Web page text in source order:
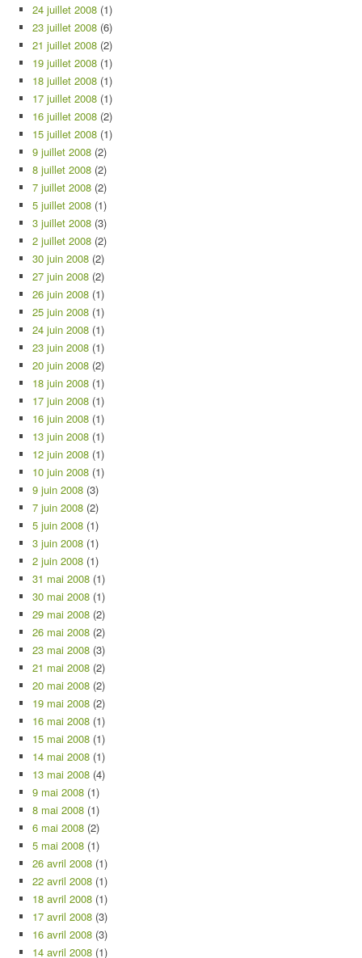
24 juillet 2008 (1)
23 juillet 2008 (6)
21 juillet 2008 (2)
19 juillet 2008 (1)
18 juillet 2008 (1)
17 juillet 2008 (1)
16 juillet 2008 (2)
15 juillet 2008 (1)
9 juillet 2008 (2)
8 juillet 2008 (2)
7 juillet 2008 (2)
5 juillet 2008 (1)
3 juillet 2008 (3)
2 juillet 2008 (2)
30 juin 2008 (2)
27 juin 2008 (2)
26 juin 2008 (1)
25 juin 2008 (1)
24 juin 2008 (1)
23 juin 2008 (1)
20 juin 2008 (2)
18 juin 2008 (1)
17 juin 2008 (1)
16 juin 2008 (1)
13 juin 2008 (1)
12 juin 2008 (1)
10 juin 2008 (1)
9 juin 2008 (3)
7 juin 2008 (2)
5 juin 2008 (1)
3 juin 2008 (1)
2 juin 2008 (1)
31 mai 2008 (1)
30 mai 2008 (1)
29 mai 2008 (2)
26 mai 2008 (2)
23 mai 2008 (3)
21 mai 2008 (2)
20 mai 2008 (2)
19 mai 2008 (2)
16 mai 2008 (1)
15 mai 2008 (1)
14 mai 2008 (1)
13 mai 2008 (4)
9 mai 2008 (1)
8 mai 2008 (1)
6 mai 2008 (2)
5 mai 2008 (1)
26 avril 2008 (1)
22 avril 2008 (1)
18 avril 2008 (1)
17 avril 2008 (3)
16 avril 2008 (3)
14 avril 2008 (1)